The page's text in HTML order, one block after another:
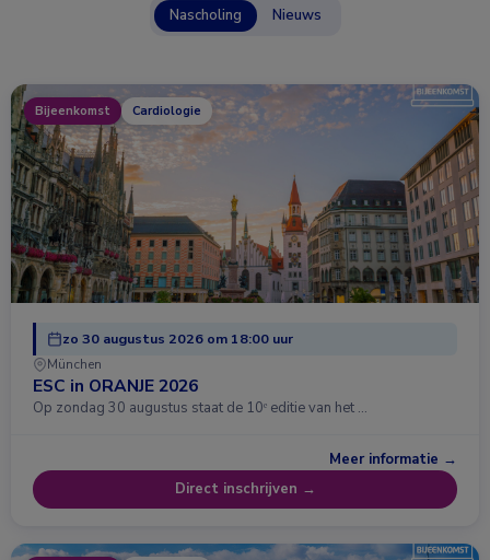
Nascholing Nieuws
Bijeenkomst Cardiologie
zo 30 augustus 2026 om 18:00 uur
München
ESC in ORANJE 2026
Op zondag 30 augustus staat de 10ᵉ editie van het …
Meer informatie →
Direct inschrijven →